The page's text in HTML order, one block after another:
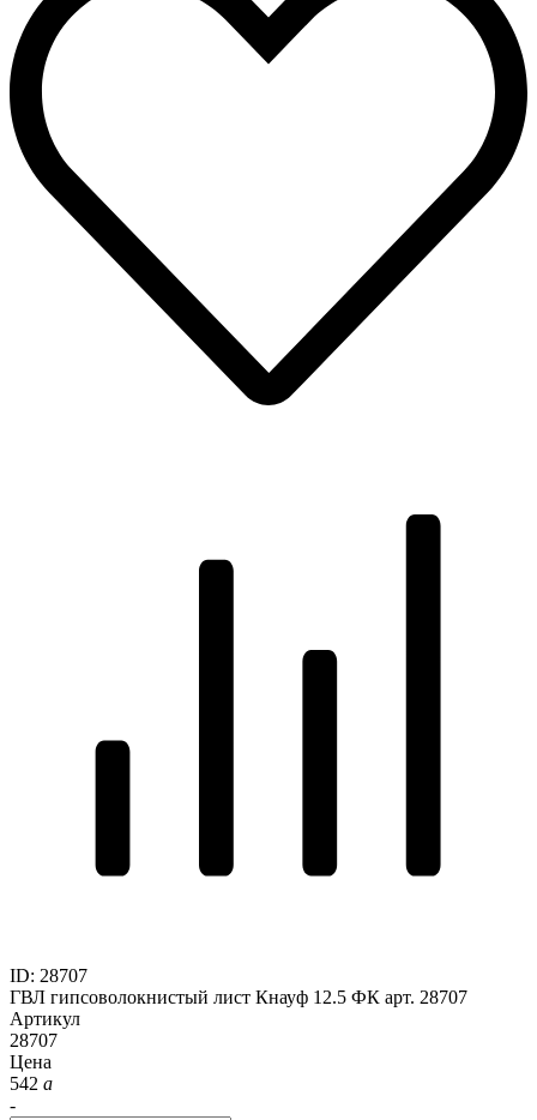
ID: 28707
ГВЛ гипсоволокнистый лист Кнауф 12.5 ФК арт. 28707
Артикул
28707
Цена
542 a
-